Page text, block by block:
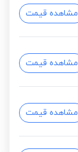
مشاهده قیمت
مشاهده قیمت
مشاهده قیمت